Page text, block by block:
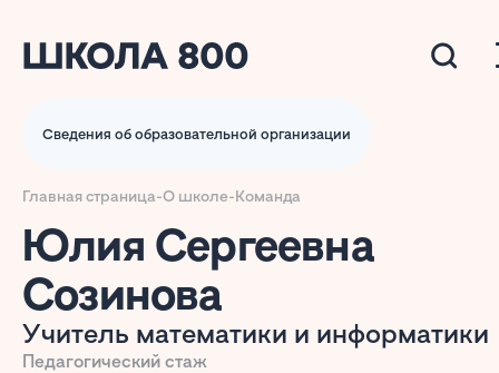
Сведения об образовательной организации
Главная страница-О школе-Команда
Юлия Сергеевна
Созинова
Учитель математики и информатики
Педагогический стаж